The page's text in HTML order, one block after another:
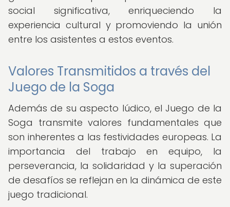
social significativa, enriqueciendo la
experiencia cultural y promoviendo la unión
entre los asistentes a estos eventos.
Valores Transmitidos a través del
Juego de la Soga
Además de su aspecto lúdico, el Juego de la
Soga transmite valores fundamentales que
son inherentes a las festividades europeas. La
importancia del trabajo en equipo, la
perseverancia, la solidaridad y la superación
de desafíos se reflejan en la dinámica de este
juego tradicional.